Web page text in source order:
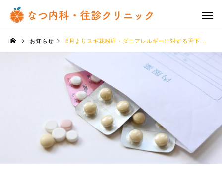
お知らせ 6月よりスギ花粉症・ダニアレルギーに対する舌下免疫療法を開始します。